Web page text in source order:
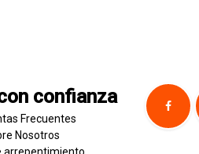
confianza
Frecuentes
Nosotros